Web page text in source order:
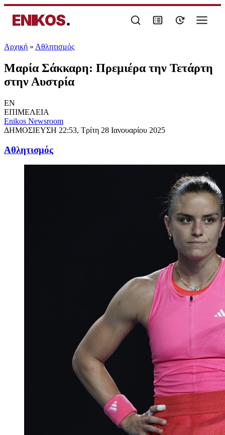
ENIKOS.
Αρχική » Αθλητισμός
Μαρία Σάκκαρη: Πρεμιέρα την Τετάρτη
στην Αυστρία
EN
ΕΠΙΜΕΛΕΙΑ
Enikos Newsroom
ΔΗΜΟΣΙΕΥΣΗ 22:53, Τρίτη 28 Ιανουαρίου 2025
Αθλητισμός